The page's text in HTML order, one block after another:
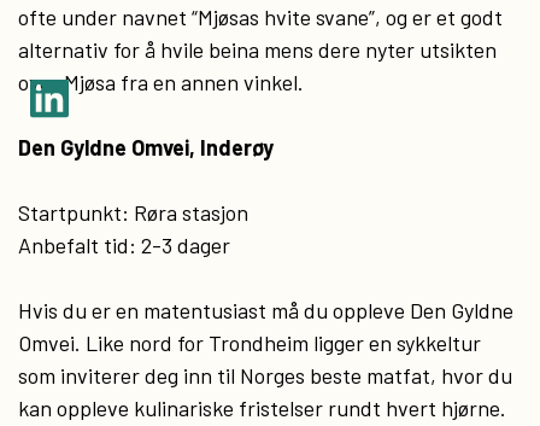
ofte under navnet “Mjøsas hvite svane”, og er et godt
alternativ for å hvile beina mens dere nyter utsikten
over Mjøsa fra en annen vinkel.
Den Gyldne Omvei, Inderøy
Startpunkt: Røra stasjon
Anbefalt tid: 2-3 dager
Hvis du er en matentusiast må du oppleve Den Gyldne
Omvei. Like nord for Trondheim ligger en sykkeltur
som inviterer deg inn til Norges beste matfat, hvor du
kan oppleve kulinariske fristelser rundt hvert hjørne.